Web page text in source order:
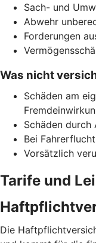
Sach- und
Abwehr
Forderungen
Was nicht
Schäden am
Schäden
Bei Fahrerflucht
Vorsätzlich
Tarife und
Die